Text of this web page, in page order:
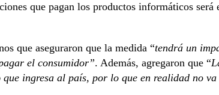
que pagan los productos informáticos será
que aseguraron que la medida “tendrá un
el consumidor”. Además, agregaron que “
ingresa al país, por lo que en realidad no